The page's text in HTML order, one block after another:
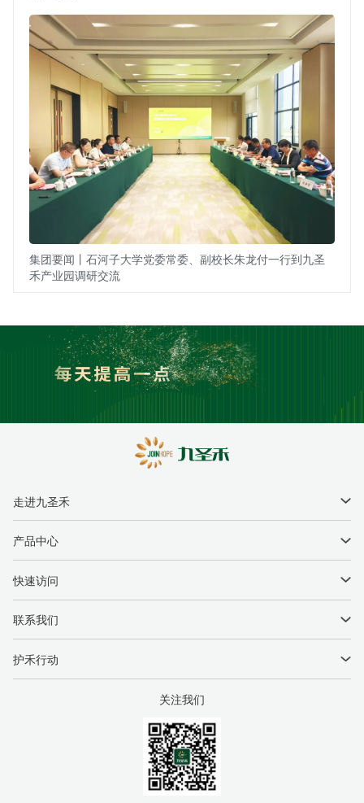
集团要闻丨石河子大学党委常委、副校长朱龙付一行到九圣
禾产业园调研交流
走进九圣禾
企业简介
领导关怀
联系我们
产品中心
种子产品
农业综合服务
快速访问
新闻中心
商务中心
联系我们
公司电话：
公司邮箱： jshjt@jiuheseed.com
护禾行动
关注我们